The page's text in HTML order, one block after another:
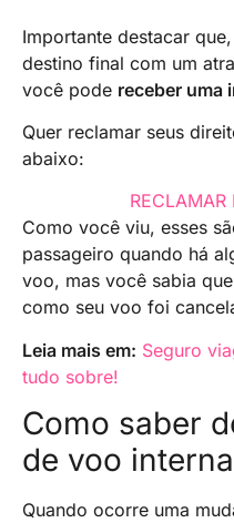
Importante destacar
destino final com um
você pode receber uma
Quer reclamar seus
abaixo:
RECLAMAR
Como você viu, esses
passageiro quando há
voo, mas você sabia
como seu voo foi
Leia mais em: Seguro
tudo sobre!
Como saber
de voo
Quando ocorre uma